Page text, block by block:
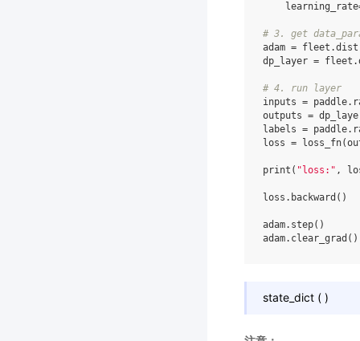
learning_rate
# 3. get
adam = fleet .
dp_layer = fleet .
# 4. run layer
inputs = paddle.
outputs =
labels = paddle.
loss = loss_fn(
print ( "loss:" ,
loss . backward ()
adam. step()
adam. clear_grad ()
state_dict ( )